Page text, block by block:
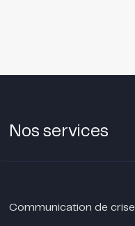
Nos services
Communication de crise